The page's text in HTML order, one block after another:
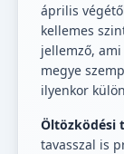
április
kellemes
jellemző,
megye
ilyenkor
Öltözködési
tavasszal is